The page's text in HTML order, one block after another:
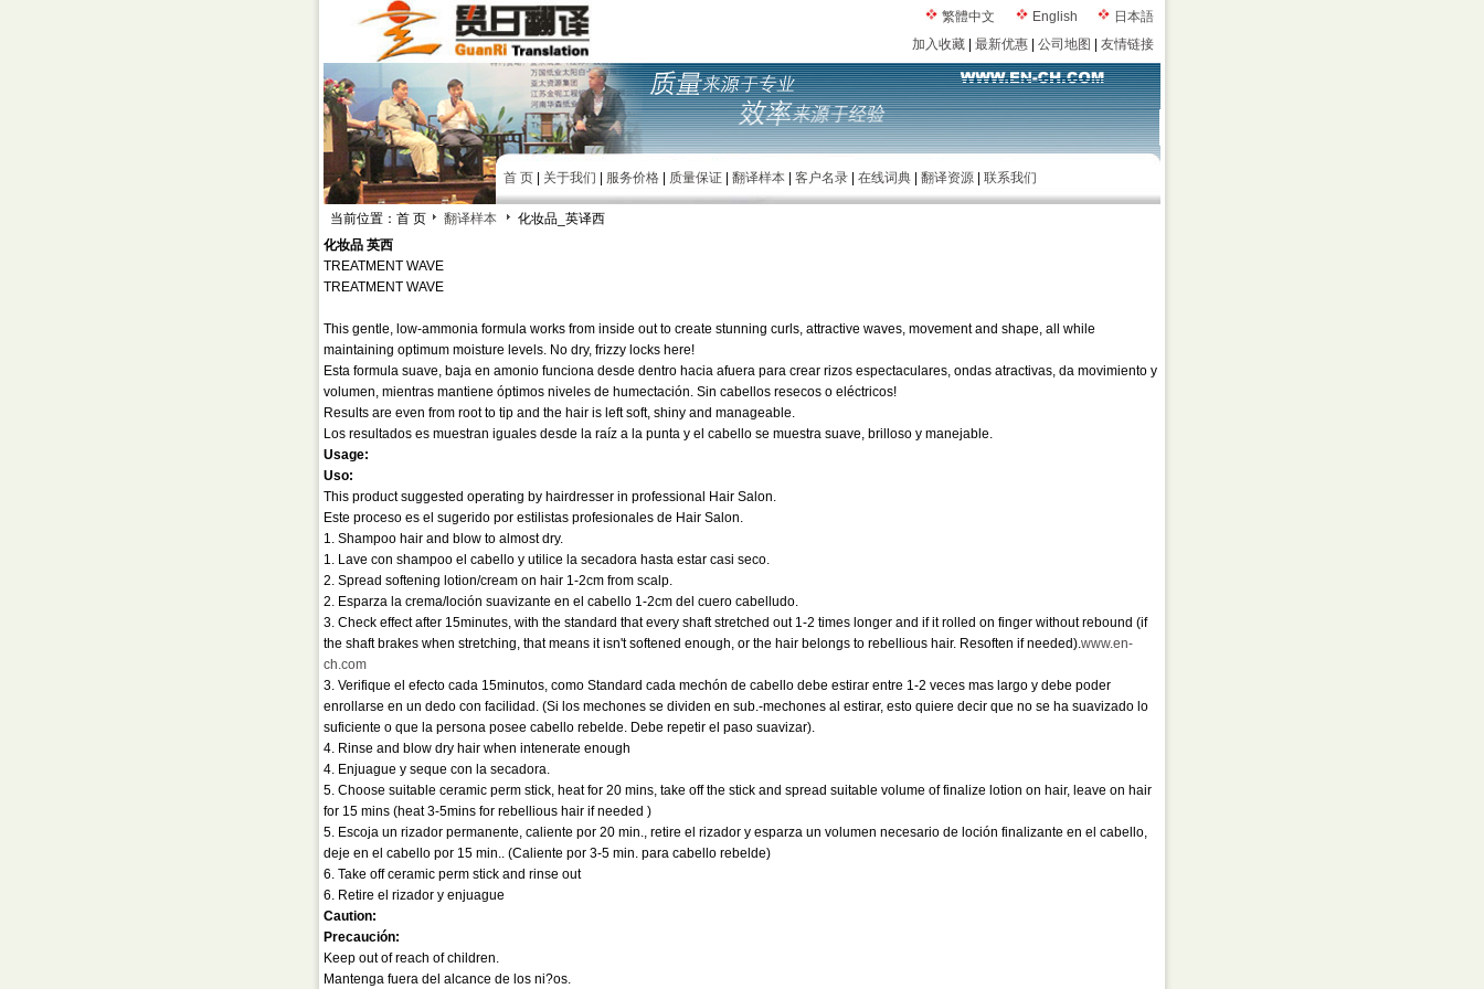
繁體中文 English
日本語
加入收藏
最新优惠 公司地图 友情链接
首 页 关于我们 服务价格 质量保证 翻译样本 客户名录 在线词典 翻译资源 联系我们
当前位置：首 页 翻译样本
化妆品_英译西
化妆品 英西
TREATMENT WAVE
TREATMENT WAVE
This gentle, low-ammonia formula works from inside out to create stunning curls, attractive waves, movement and shape, all while
maintaining optimum moisture levels. No dry, frizzy locks here!
Esta formula suave, baja en amonio funciona desde dentro hacia afuera para crear rizos espectaculares, ondas atractivas, da movimiento y
volumen, mientras mantiene óptimos niveles de humectación. Sin cabellos resecos o eléctricos!
Results are even from root to tip and the hair is left soft, shiny and manageable.
Los resultados es muestran iguales desde la raíz a la punta y el cabello se muestra suave, brilloso y manejable.
Usage:
Uso:
This product suggested operating by hairdresser in professional Hair Salon.
Este proceso es el sugerido por estilistas profesionales de Hair Salon.
1. Shampoo hair and blow to almost dry.
1. Lave con shampoo el cabello y utilice la secadora hasta estar casi seco.
2. Spread softening lotion/cream on hair 1-2cm from scalp.
2. Esparza la crema/loción suavizante en el cabello 1-2cm del cuero cabelludo.
3. Check effect after 15minutes, with the standard that every shaft stretched out 1-2 times longer and if it rolled on finger without rebound (if
the shaft brakes when stretching, that means it isn't softened enough, or the hair belongs to rebellious hair. Resoften if needed).www.en-
ch.com
3. Verifique el efecto cada 15minutos, como Standard cada mechón de cabello debe estirar entre 1-2 veces mas largo y debe poder
enrollarse en un dedo con facilidad. (Si los mechones se dividen en sub.-mechones al estirar, esto quiere decir que no se ha suavizado lo
suficiente o que la persona posee cabello rebelde. Debe repetir el paso suavizar).
4. Rinse and blow dry hair when intenerate enough
4. Enjuague y seque con la secadora.
5. Choose suitable ceramic perm stick, heat for 20 mins, take off the stick and spread suitable volume of finalize lotion on hair, leave on hair
for 15 mins (heat 3-5mins for rebellious hair if needed )
5. Escoja un rizador permanente, caliente por 20 min., retire el rizador y esparza un volumen necesario de loción finalizante en el cabello,
deje en el cabello por 15 min.. (Caliente por 3-5 min. para cabello rebelde)
6. Take off ceramic perm stick and rinse out
6. Retire el rizador y enjuague
Caution:
Precaución:
Keep out of reach of children.
Mantenga fuera del alcance de los ni?os.